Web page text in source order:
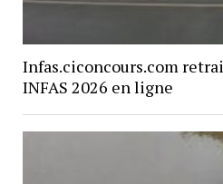
Infas.ciconcours.com
INFAS 2026 en ligne